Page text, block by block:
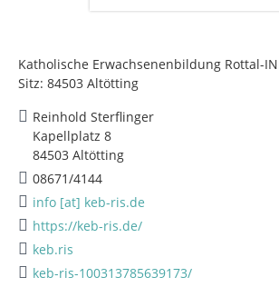
Katholische Erwachsenenbildung Rottal-
Sitz: 84503 Altötting
Reinhold Sterflinger
Kapellplatz 8
84503 Altötting
08671/4144
info [at] keb-ris.de
https://keb-ris.de/
keb.ris
keb-ris-100313785639173/